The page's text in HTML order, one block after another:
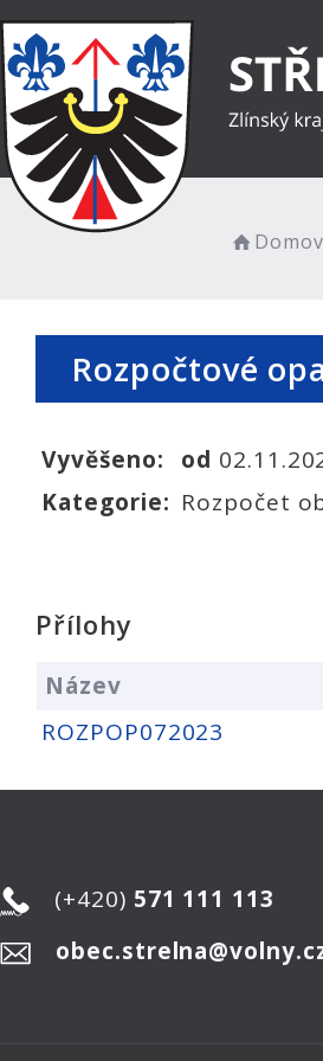
Rozpočtové
Vyvěšeno: od
Kategorie: Rozpočet
Přílohy
Název
ROZPOP072023
(+420) 571 111 113